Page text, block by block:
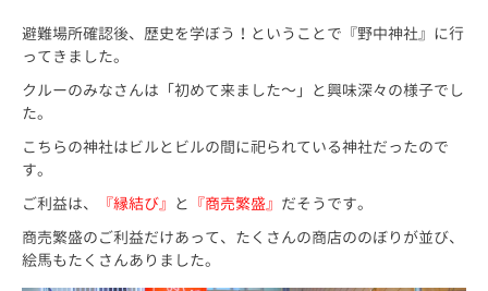
避難場所確認後、歴史を学ぼう！ということで『野中神社』に行
ってきました。
クルーのみなさんは「初めて来ました～」と興味深々の様子でし
た。
こちらの神社はビルとビルの間に祀られている神社だったので
す。
ご利益は、
『縁結び』 と 『商売繁盛』 だそうです。
商売繁盛のご利益だけあって、たくさんの商店ののぼりが並び、
絵馬もたくさんありました。